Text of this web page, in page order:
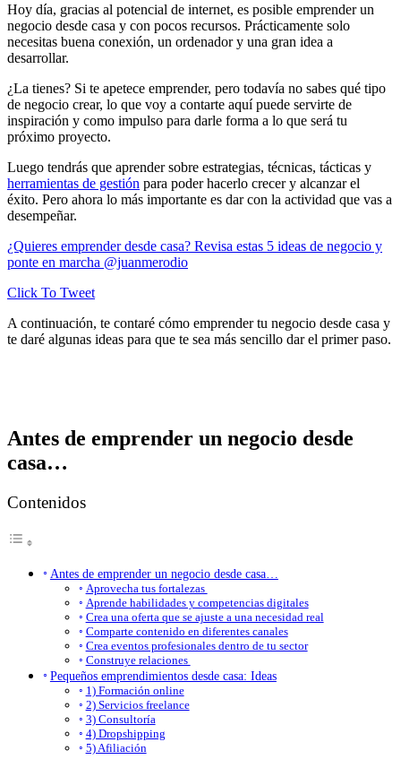
Hoy día, gracias al potencial de internet, es posible emprender un
negocio desde casa y con pocos recursos. Prácticamente solo
necesitas buena conexión, un ordenador y una gran idea a
desarrollar.
¿La tienes? Si te apetece emprender, pero todavía no sabes qué tipo
de negocio crear, lo que voy a contarte aquí puede servirte de
inspiración y como impulso para darle forma a lo que será tu
próximo proyecto.
Luego tendrás que aprender sobre estrategias, técnicas, tácticas y
herramientas de gestión para poder hacerlo crecer y alcanzar el
éxito. Pero ahora lo más importante es dar con la actividad que vas a
desempeñar.
¿Quieres emprender desde casa? Revisa estas 5 ideas de negocio y
ponte en marcha @juanmerodio
Click To Tweet
A continuación, te contaré cómo emprender tu negocio desde casa y
te daré algunas ideas para que te sea más sencillo dar el primer paso.
Antes de emprender un negocio desde
casa…
Contenidos
Antes de emprender un negocio desde casa…
Aprovecha tus fortalezas
Aprende habilidades y competencias digitales
Crea una oferta que se ajuste a una necesidad real
Comparte contenido en diferentes canales
Crea eventos profesionales dentro de tu sector
Construye relaciones
Pequeños emprendimientos desde casa: Ideas
1) Formación online
2) Servicios freelance
3) Consultoría
4) Dropshipping
5) Afiliación